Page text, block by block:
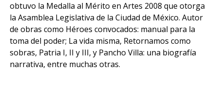
obtuvo la Medalla al Mérito en Artes 2008 que otorga
la Asamblea Legislativa de la Ciudad de México. Autor
de obras como Héroes convocados: manual para la
toma del poder; La vida misma, Retornamos como
sobras, Patria I, II y III, y Pancho Villa: una biografía
narrativa, entre muchas otras.